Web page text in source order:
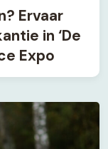
Ervaar
in ‘De
Expo